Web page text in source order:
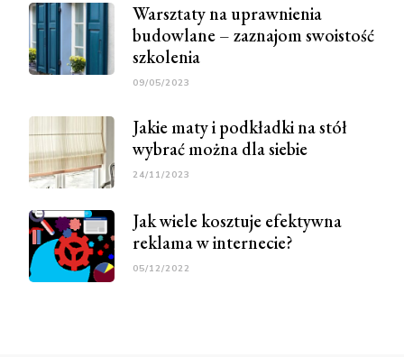
Warsztaty na uprawnienia
budowlane – zaznajom swoistość
szkolenia
09/05/2023
Jakie maty i podkładki na stół
wybrać można dla siebie
24/11/2023
Jak wiele kosztuje efektywna
reklama w internecie?
05/12/2022